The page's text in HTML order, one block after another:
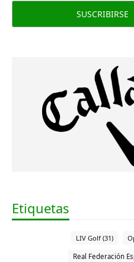
Etiquetas
LIV Golf (31)
Real Federación